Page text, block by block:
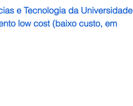
e Tecnologia da Universidade
low cost (baixo custo, em